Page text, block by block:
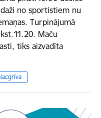
no sportistiem nu
Turpinājumā
Maču
tiks aizvadīta